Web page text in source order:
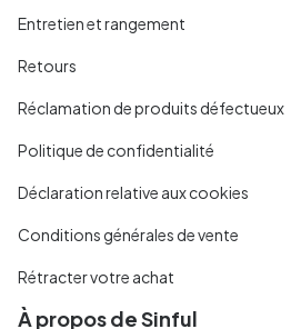
Entretien et rangement
Retours
Réclamation de produits défectueux
Politique de confidentialité
Déclaration relative aux cookies
Conditions générales de vente
Rétracter votre achat
À propos de Sinful